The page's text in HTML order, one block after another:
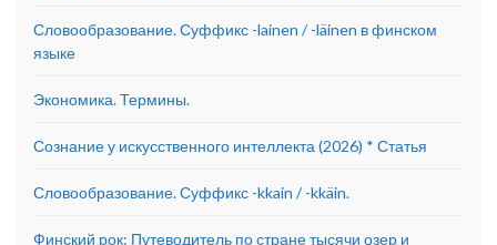
Словообразование. Суффикс -lainen / -läinen в финском
языке
Экономика. Термины.
Сознание у искусственного интеллекта (2026) * Статья
Словообразование. Суффикс -kkain / -kkäin.
Финский рок: Путеводитель по стране тысячи озер и